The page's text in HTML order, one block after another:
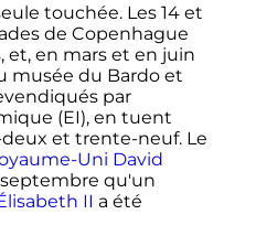
touchée. Les 14 et
de Copenhague
en mars et en juin
musée du Bardo et
par
(EI), en tuent
et trente-neuf. Le
Uni David
qu'un
II a été